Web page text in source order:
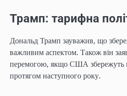
Трамп: тарифна
Дональд Трамп зауважив, що
важливим аспектом. Також він
перемогою, якщо США збережуть
протягом наступного року.